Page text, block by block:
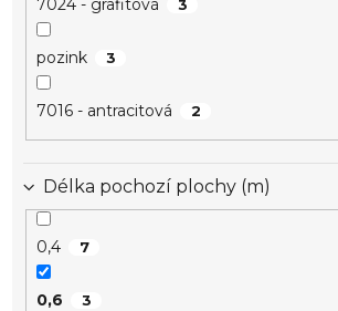
7024 - grafitová 3
pozink 3
7016 - antracitová 2
Délka pochozí plochy (m)
0,4 7
0,6 3